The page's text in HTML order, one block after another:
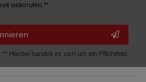
widerrufen.**
** Hierbei handelt es sich um ein Pflichtfeld.